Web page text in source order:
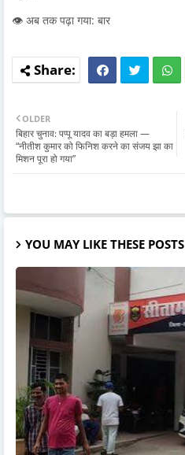
👁️ अब तक पढ़ा गया: बार
OLDER
बिहार चुनाव: पप्पू यादव का बड़ा हमला —
“नीतीश कुमार को फिनिश करने का संजय झा का
मिशन पूरा हो गया”
YOU MAY LIKE THESE POSTS